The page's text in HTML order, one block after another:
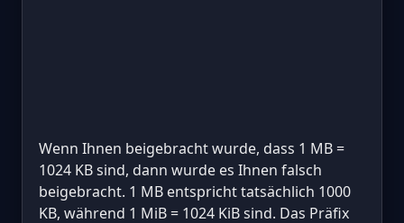
Wenn Ihnen beigebracht wurde, dass 1 MB =
1024 KB sind, dann wurde es Ihnen falsch
beigebracht. 1 MB entspricht tatsächlich 1000
KB, während 1 MiB = 1024 KiB sind. Das Präfix